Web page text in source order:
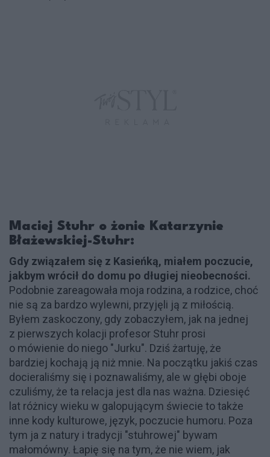
Maciej Stuhr o żonie Katarzynie
Błażewskiej-Stuhr:
Gdy związałem się z Kasieńką, miałem poczucie,
jakbym wrócił do domu po długiej nieobecności.
Podobnie zareagowała moja rodzina, a rodzice, choć
nie są za bardzo wylewni, przyjęli ją z miłością.
Byłem zaskoczony, gdy zobaczyłem, jak na jednej
z pierwszych kolacji profesor Stuhr prosi
o mówienie do niego "Jurku". Dziś żartuję, że
bardziej kochają ją niż mnie. Na początku jakiś czas
docieraliśmy się i poznawaliśmy, ale w głębi oboje
czuliśmy, że ta relacja jest dla nas ważna. Dziesięć
lat różnicy wieku w galopującym świecie to także
inne kody kulturowe, język, poczucie humoru. Poza
tym ja z natury i tradycji "stuhrowej" bywam
małomówny. Łapię się na tym, że nie wiem, jak